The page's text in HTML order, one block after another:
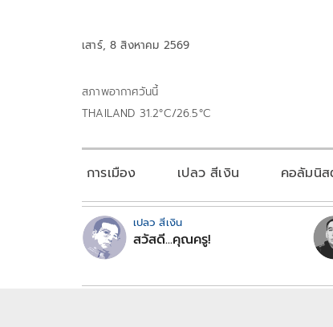
เสาร์, 8 สิงหาคม 2569
สภาพอากาศวันนี้
THAILAND 31.2°C/26.5°C
การเมือง เปลว สีเงิน คอลัมนิ
เปลว สีเงิน
สวัสดี...คุณครู!